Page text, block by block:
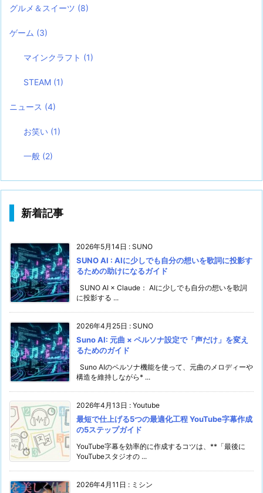
グルメ＆スイーツ (8)
ゲーム (3)
マインクラフト (1)
STEAM (1)
ニュース (4)
お笑い (1)
一般 (2)
新着記事
2026年5月14日 : SUNO
SUNO AI : AIに少しでも自分の想いを歌詞に投影す
るための助けになるガイド
SUNO AI × Claude： AIに少しでも自分の想いを歌詞
に投影する ...
2026年4月25日 : SUNO
Suno AI: 元曲 × ペルソナ設定で「声だけ」を変え
るためのガイド
Suno AIのペルソナ機能を使って、元曲のメロディーや
構造を維持しながら* ...
2026年4月13日 : Youtube
最短で仕上げる5つの最適化工程 YouTube字幕作成
の5ステップガイド
YouTube字幕を効率的に作成するコツは、**「最後に
YouTubeスタジオの ...
2026年4月11日 : ミシン